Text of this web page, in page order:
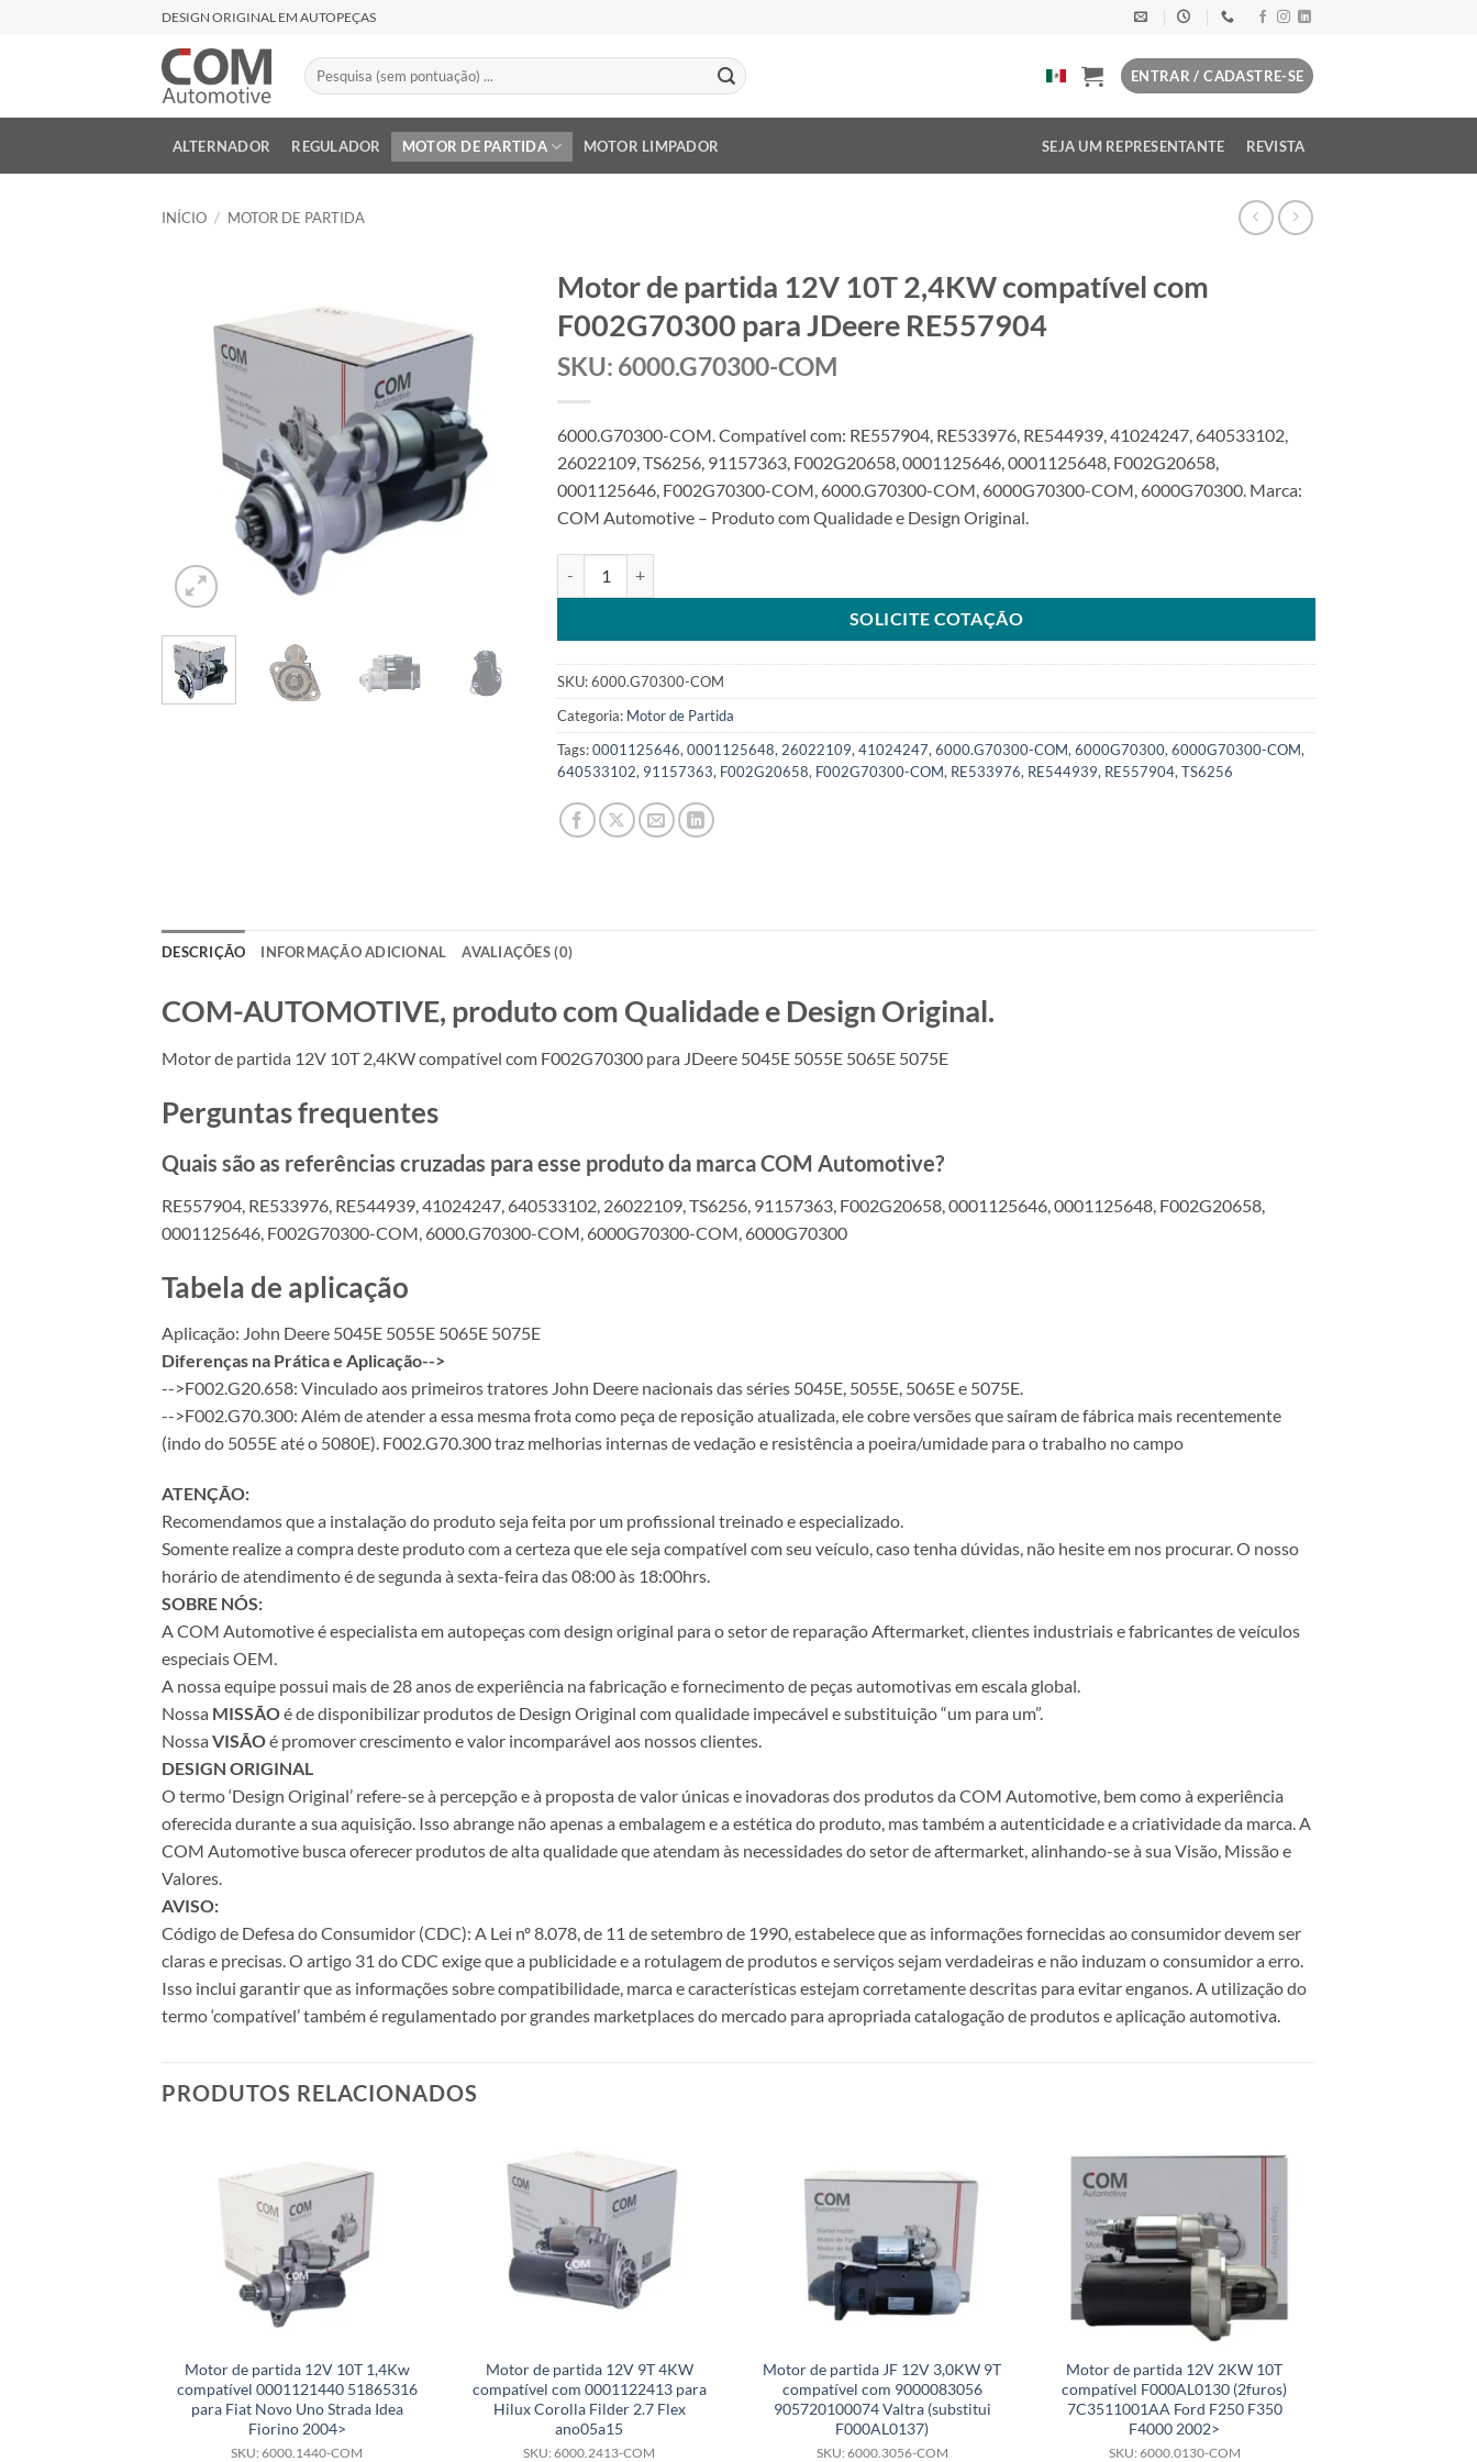
DESIGN ORIGINAL EM AUTOPEÇAS
Pesquisar
por:
ENTRAR / CADASTRE-SE
ALTERNADOR REGULADOR MOTOR DE PARTIDA MOTOR LIMPADOR SEJA UM REPRESENTANTE REVISTA
INÍCIO / MOTOR DE PARTIDA
Motor de partida 12V 10T 2,4KW compatível com
F002G70300 para JDeere RE557904
SKU: 6000.G70300-COM
6000.G70300-COM. Compatível com: RE557904, RE533976, RE544939, 41024247, 640533102,
26022109, TS6256, 91157363, F002G20658, 0001125646, 0001125648, F002G20658,
0001125646, F002G70300-COM, 6000.G70300-COM, 6000G70300-COM, 6000G70300. Marca:
COM Automotive – Produto com Qualidade e Design Original.
SOLICITE COTAÇÃO
SKU:6000.G70300-COM
Categoria: Motor de Partida
Tags:0001125646, 0001125648, 26022109, 41024247, 6000.G70300-COM, 6000G70300, 6000G70300-COM,
640533102, 91157363, F002G20658, F002G70300-COM, RE533976, RE544939, RE557904, TS6256
DESCRIÇÃO INFORMAÇÃO ADICIONAL AVALIAÇÕES (0)
COM-AUTOMOTIVE, produto com Qualidade e Design Original.
Motor de partida 12V 10T 2,4KW compatível com F002G70300 para JDeere 5045E 5055E 5065E 5075E
Perguntas frequentes
Quais são as referências cruzadas para esse produto da marca COM Automotive?
RE557904, RE533976, RE544939, 41024247, 640533102, 26022109, TS6256, 91157363, F002G20658, 0001125646, 0001125648, F002G20658,
0001125646, F002G70300-COM, 6000.G70300-COM, 6000G70300-COM, 6000G70300
Tabela de aplicação
Aplicação: John Deere 5045E 5055E 5065E 5075E
Diferenças na Prática e Aplicação-->
-->F002.G20.658: Vinculado aos primeiros tratores John Deere nacionais das séries 5045E, 5055E, 5065E e 5075E.
-->F002.G70.300: Além de atender a essa mesma frota como peça de reposição atualizada, ele cobre versões que saíram de fábrica mais recentemente
(indo do 5055E até o 5080E). F002.G70.300 traz melhorias internas de vedação e resistência a poeira/umidade para o trabalho no campo
ATENÇÃO:
Recomendamos que a instalação do produto seja feita por um profissional treinado e especializado.
Somente realize a compra deste produto com a certeza que ele seja compatível com seu veículo, caso tenha dúvidas, não hesite em nos procurar. O nosso
horário de atendimento é de segunda à sexta-feira das 08:00 às 18:00hrs.
SOBRE NÓS:
A COM Automotive é especialista em autopeças com design original para o setor de reparação Aftermarket, clientes industriais e fabricantes de veículos
especiais OEM.
A nossa equipe possui mais de 28 anos de experiência na fabricação e fornecimento de peças automotivas em escala global.
Nossa MISSÃOé de disponibilizar produtos de Design Original com qualidade impecável e substituição “um para um”.
Nossa VISÃOé promover crescimento e valor incomparável aos nossos clientes.
DESIGN ORIGINAL
O termo ‘Design Original’ refere-se à percepção e à proposta de valor únicas e inovadoras dos produtos da COM Automotive, bem como à experiência
oferecida durante a sua aquisição. Isso abrange não apenas a embalagem e a estética do produto, mas também a autenticidade e a criatividade da marca. A
COM Automotive busca oferecer produtos de alta qualidade que atendam às necessidades do setor de aftermarket, alinhando-se à sua Visão, Missão e
Valores.
AVISO:
Código de Defesa do Consumidor (CDC): A Lei nº 8.078, de 11 de setembro de 1990, estabelece que as informações fornecidas ao consumidor devem ser
claras e precisas. O artigo 31 do CDC exige que a publicidade e a rotulagem de produtos e serviços sejam verdadeiras e não induzam o consumidor a erro.
Isso inclui garantir que as informações sobre compatibilidade, marca e características estejam corretamente descritas para evitar enganos. A utilização do
termo ‘compatível’ também é regulamentado por grandes marketplaces do mercado para apropriada catalogação de produtos e aplicação automotiva.
PRODUTOS RELACIONADOS
Motor de partida 12V 10T 1,4Kw
compatível 0001121440 51865316
para Fiat Novo Uno Strada Idea
Fiorino 2004>
SKU: 6000.1440-COM
Motor de partida 12V 9T 4KW
compatível com 0001122413 para
Hilux Corolla Filder 2.7 Flex
ano05a15
SKU: 6000.2413-COM
Motor de partida JF 12V 3,0KW 9T
compatível com 9000083056
905720100074 Valtra (substitui
F000AL0137)
SKU: 6000.3056-COM
Motor de partida 12V 2KW 10T
compatível F000AL0130 (2furos)
7C3511001AA Ford F250 F350
F4000 2002>
SKU: 6000.0130-COM